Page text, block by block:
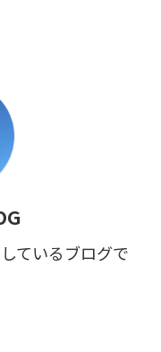
ているブログで